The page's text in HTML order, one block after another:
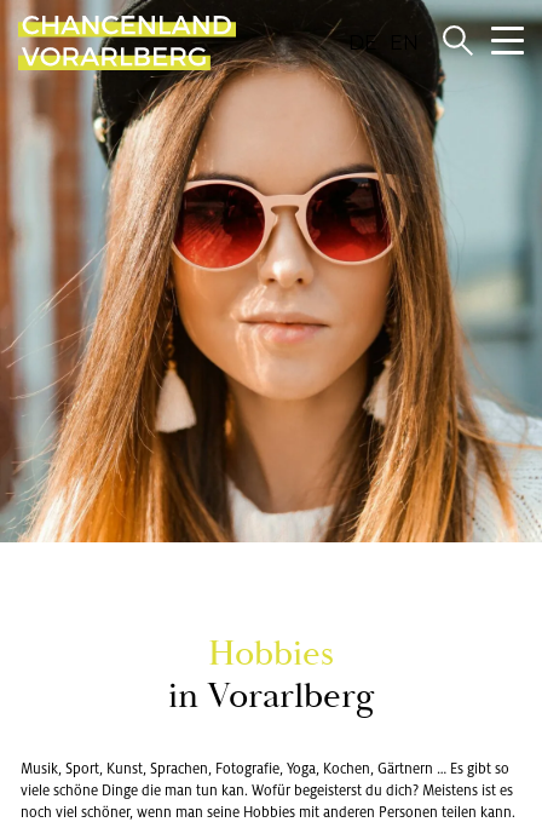
DE
Hob­bies
in Vor­arl­berg
Musik, Sport, Kunst, Spra­chen, Fo­to­gra­fie, Yoga, Ko­chen, Gärt­nern … Es gibt so
viele schö­ne Dinge die man tun kan. Wofür be­geis­terst du dich? Meis­tens ist es
noch viel schö­ner, wenn man seine Hob­bies mit an­de­ren Per­so­nen tei­len kann.